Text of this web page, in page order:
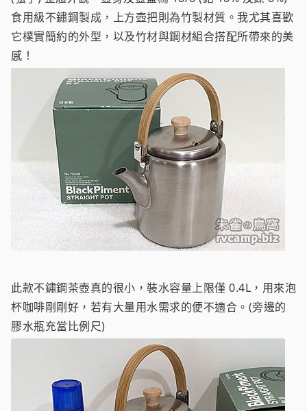
食用級不鏽鋼製成，上方壺把則為竹製材質。我尤其喜歡
它樸實簡約的外型，以及竹材與鋼材組合搭配所帶來的美
感！
此款不鏽鋼茶壺真的很小，裝水容量上限僅 0.4L，用來泡
杯咖啡剛剛好，若有大量用水需求的便不適合。(旁邊的
膠水瓶充當比例尺)